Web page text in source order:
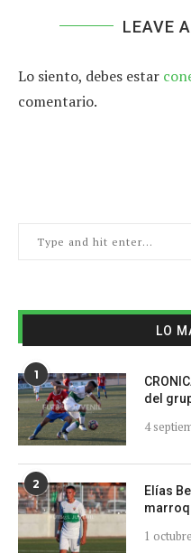
LEAVE
Lo siento, debes estar
comentario.
LO
1
del
4
2
Elías
1